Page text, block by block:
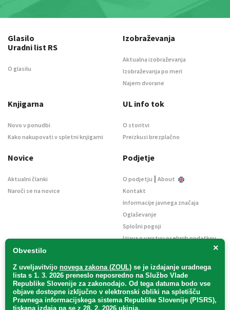
×
Obvestilo
Z uveljavitvijo novega zakona (ZOUL) se je izdajanje uradnega
lista s 1. 3. 2026 preneslo neposredno na Službo Vlade
Republike Slovenije za zakonodajo. Od tega datuma bodo vse
objave dostopne izključno v elektronski obliki na spletišču
Pravnega informacijskega sistema Republike Slovenije (PISRS),
tiskana izdaja pa se z 28. 2. 2026 ukinja.
Glasilo
Uradni list RS
O glasilu
Izobraževanja
Aktualna izobraževanja
Izobraževanja po meri
Najem dvorane
Knjigarna
Novo v ponudbi
Kako nakupovati v spletni knjigarni
UL info tok
O storitvi
Preizkusi brezplačno
Novice
Aktualni članki
Naroči se na novice
Podjetje
O podjetju | About
Kontakt
Informacije javnega značaja
Oglaševanje
Splošni pogoji
Izjava o varstvu osebnih podatkov
Uradni list d. o. o. – v likvidaciji / Vse pravice pridržane.